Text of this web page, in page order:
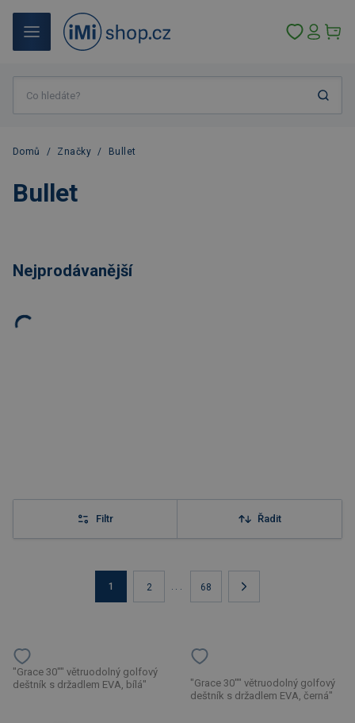
Domů / Značky / Bullet
Bullet
Nejprodávanější
Filtr Řadit
1 2 ... 68
"Grace 30"" větruodolný golfový
deštník s držadlem EVA, bílá"
"Grace 30"" větruodolný golfový
deštník s držadlem EVA, černá"